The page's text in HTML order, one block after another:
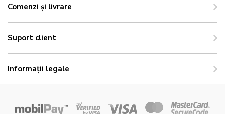
Comenzi și livrare
Suport client
Informații legale